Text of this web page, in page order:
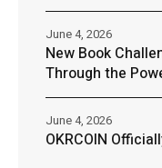
New Book
Through the
June 4, 2026
OKRCOIN
June 4, 2026